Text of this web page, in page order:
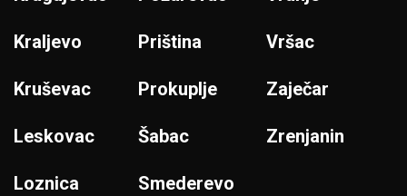
Kraljevo
Kruševac
Leskovac
Loznica
Priština
Prokuplje
Šabac
Smederevo
Vršac
Zaječar
Zrenjanin